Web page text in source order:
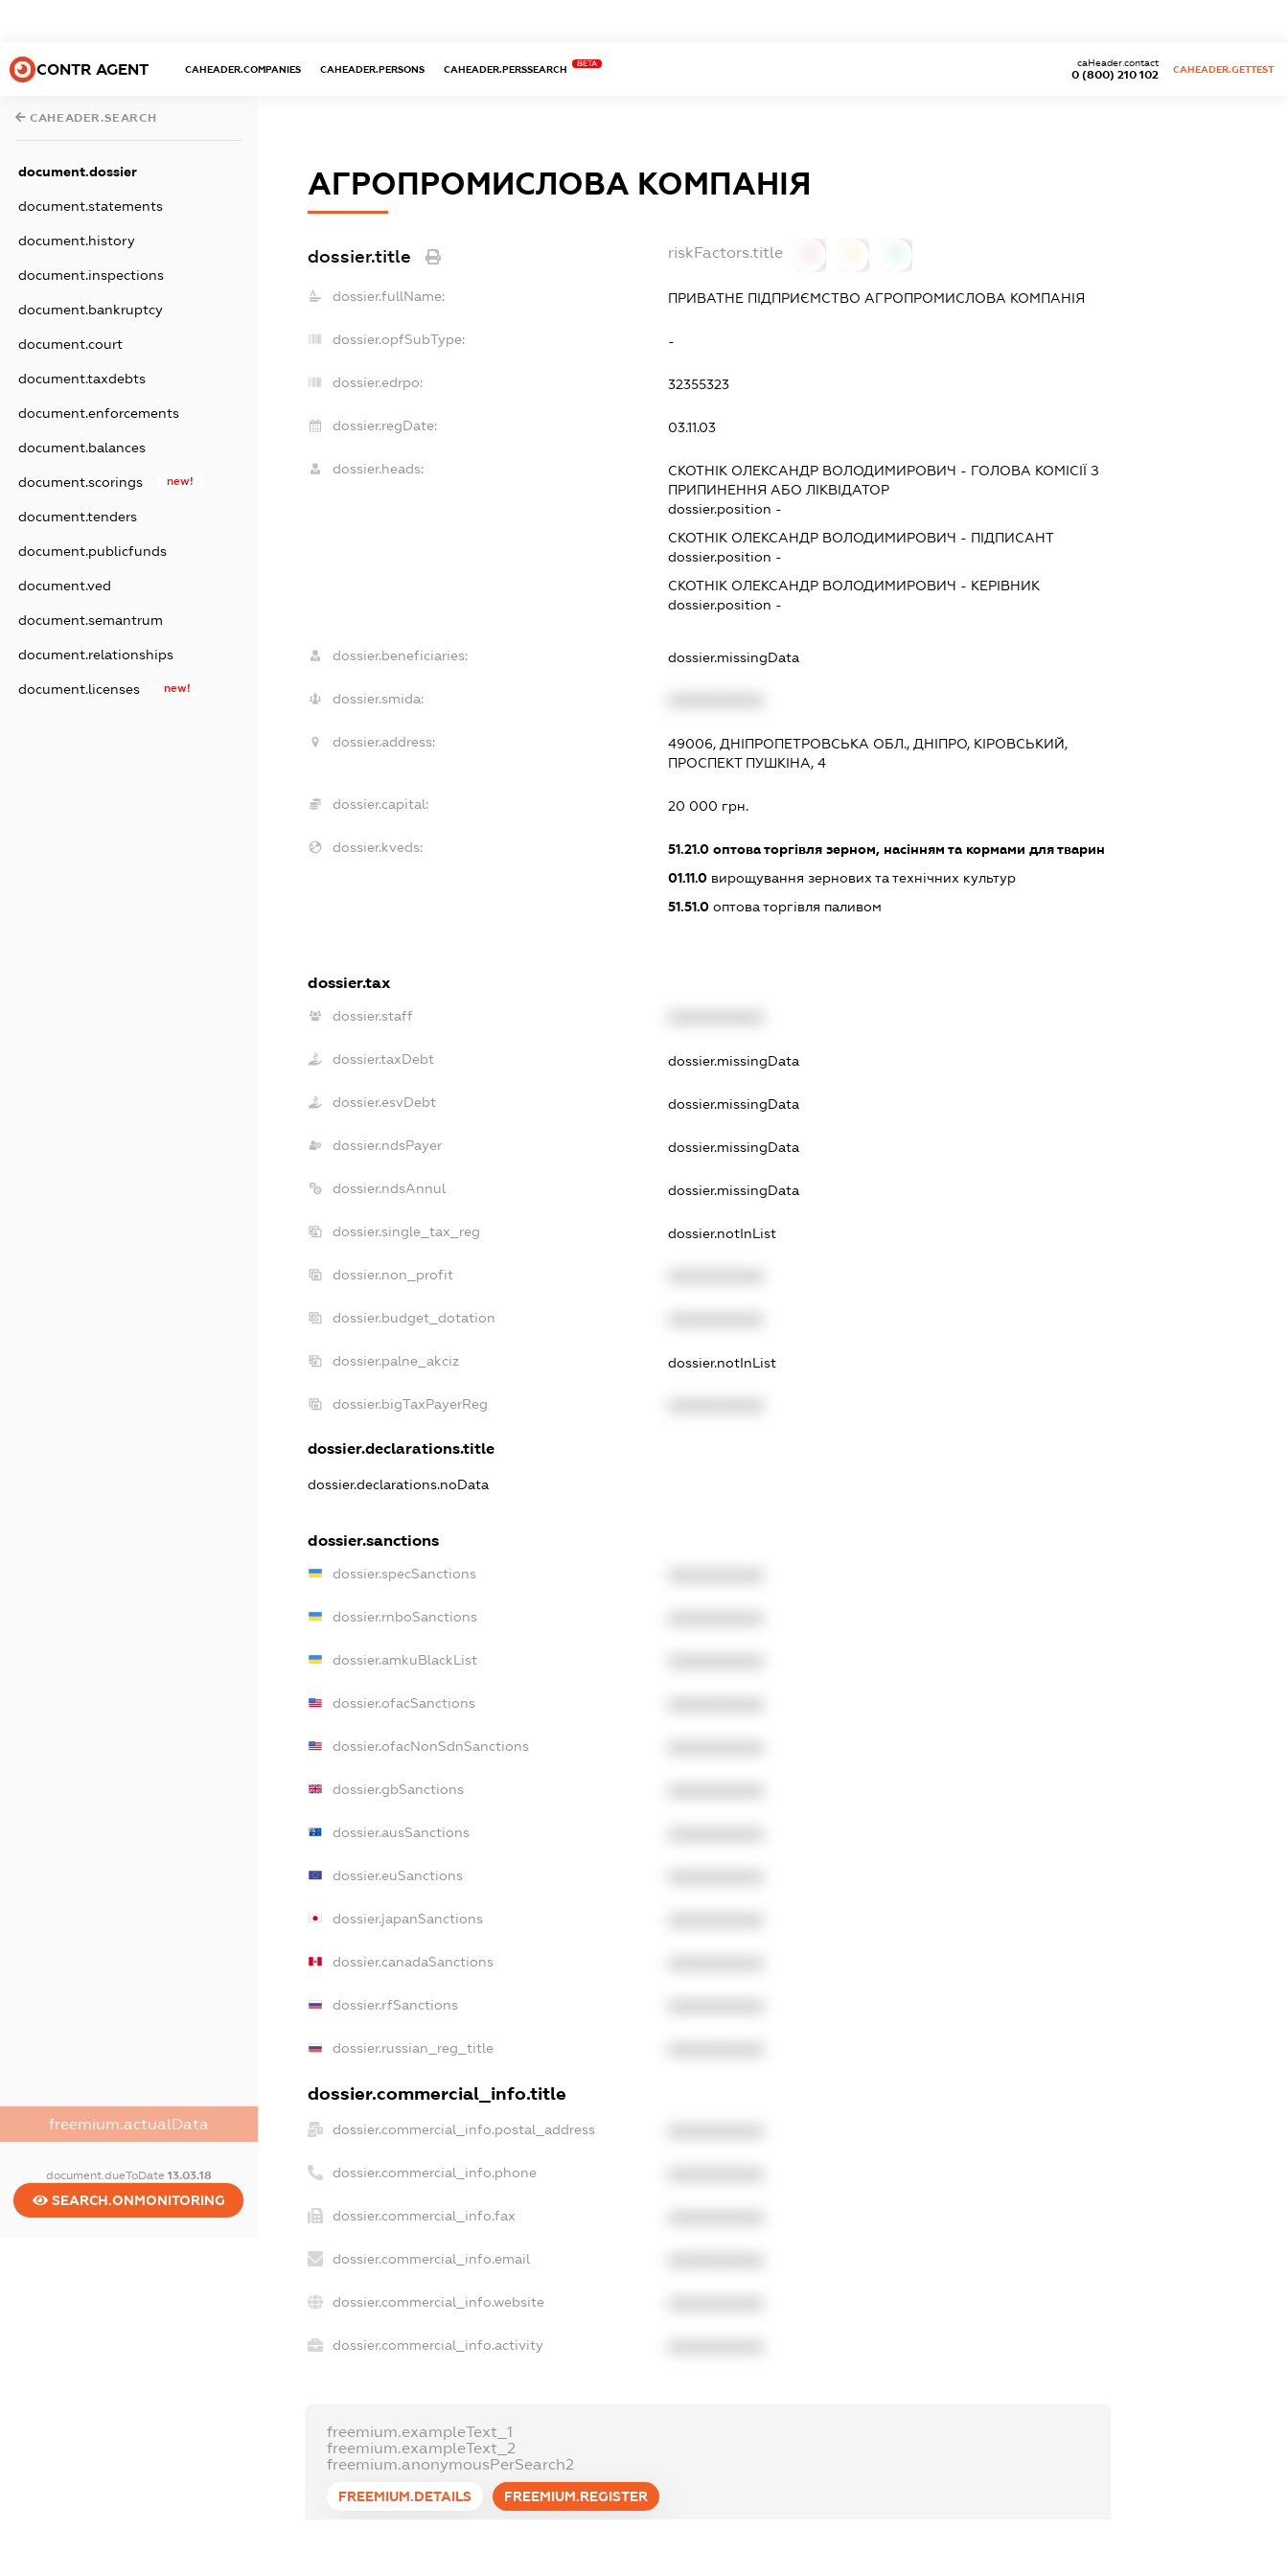
CONTR AGENT CAHEADER.COMPANIES CAHEADER.PERSONS CAHEADER.PERSSEARCH
BETA
0 (800) 210 102
caHeader.contact
CAHEADER.GETTEST
CAHEADER.SEARCH
document.dossier
document.statements
document.history
document.inspections
document.bankruptcy
document.court
document.taxdebts
document.enforcements
document.balances
document.scorings new!
document.tenders
document.publicfunds
document.ved
document.semantrum
document.relationships
document.licenses new!
freemium.actualData
document.dueToDate 13.03.18
SEARCH.ONMONITORING
АГРОПРОМИСЛОВА КОМПАНІЯ
dossier.title riskFactors.title
dossier.fullName: ПРИВАТНЕ ПІДПРИЄМСТВОАГРОПРОМИСЛОВА КОМПАНІЯ
dossier.opfSubType: -
dossier.edrpo: 32355323
dossier.regDate: 03.11.03
dossier.heads: СКОТНІК ОЛЕКСАНДР ВОЛОДИМИРОВИЧ - ГОЛОВА КОМІСІЇ З
ПРИПИНЕННЯ АБО ЛІКВІДАТОР
dossier.position -
СКОТНІК ОЛЕКСАНДР ВОЛОДИМИРОВИЧ - ПІДПИСАНТ
dossier.position -
СКОТНІК ОЛЕКСАНДР ВОЛОДИМИРОВИЧ - КЕРІВНИК
dossier.position -
dossier.beneficiaries: dossier.missingData
dossier.smida:
dossier.address:
49006, ДНІПРОПЕТРОВСЬКА ОБЛ., ДНІПРО, КІРОВСЬКИЙ,
ПРОСПЕКТ ПУШКІНА, 4
dossier.capital: 20 000 грн.
dossier.kveds: 51.21.0 оптова торгівля зерном, насінням та кормами для тварин
01.11.0 вирощування зернових та технічних культур
51.51.0 оптова торгівля паливом
dossier.tax
dossier.staff
dossier.taxDebt dossier.missingData
dossier.esvDebt dossier.missingData
dossier.ndsPayer dossier.missingData
dossier.ndsAnnul dossier.missingData
dossier.single_tax_reg dossier.notInList
dossier.non_profit
dossier.budget_dotation
dossier.palne_akciz dossier.notInList
dossier.bigTaxPayerReg
dossier.declarations.title
dossier.declarations.noData
dossier.sanctions
dossier.specSanctions
dossier.rnboSanctions
dossier.amkuBlackList
dossier.ofacSanctions
dossier.ofacNonSdnSanctions
dossier.gbSanctions
dossier.ausSanctions
dossier.euSanctions
dossier.japanSanctions
dossier.canadaSanctions
dossier.rfSanctions
dossier.russian_reg_title
dossier.commercial_info.title
dossier.commercial_info.postal_address
dossier.commercial_info.phone
dossier.commercial_info.fax
dossier.commercial_info.email
dossier.commercial_info.website
dossier.commercial_info.activity
freemium.exampleText_1
freemium.exampleText_2
freemium.anonymousPerSearch2
FREEMIUM.DETAILS FREEMIUM.REGISTER